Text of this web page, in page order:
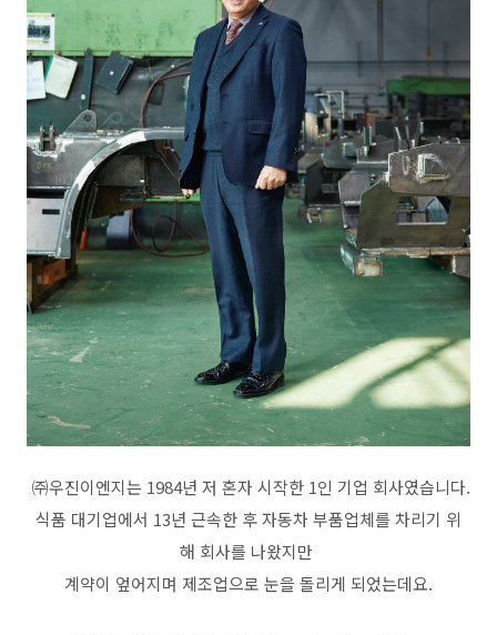
㈜우진이엔지는 1984년 저 혼자 시작한 1인 기업 회사였습니다.
식품 대기업에서 13년 근속한 후 자동차 부품업체를 차리기 위
해 회사를 나왔지만
계약이 엎어지며 제조업으로 눈을 돌리게 되었는데요.